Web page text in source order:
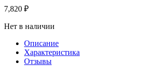
7,820 ₽
Нет в наличии
Описание
Характеристика
Отзывы